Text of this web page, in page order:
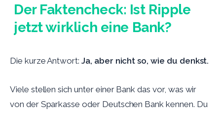
Der Faktencheck: Ist Ripple
jetzt wirklich eine Bank?
Die kurze Antwort:Ja, aber nicht so, wie du denkst.
Viele stellen sich unter einer Bank das vor, was wir
von der Sparkasse oder Deutschen Bank kennen. Du